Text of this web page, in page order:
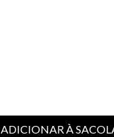
ADICIONAR À